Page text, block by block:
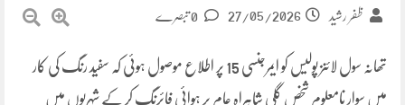
ظفر رشید 27/05/2026
تھانہ سول لائنز پولیس کو ایمرجنسی 15 پر اطلاع موصول ہوئی کہ سفید رنگ کی کار
میں سوار نامعلوم شخص گلی شاہراہِ عام پر ہوائی فائرنگ کر کے شہریوں میں